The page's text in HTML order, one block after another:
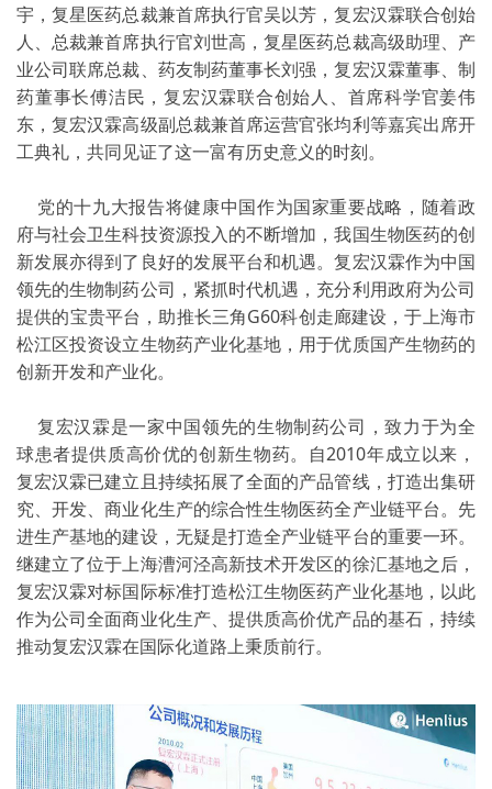
宇，复星医药总裁兼首席执行官吴以芳，复宏汉霖联合创始
人、总裁兼首席执行官刘世高，复星医药总裁高级助理、产
业公司联席总裁、药友制药董事长刘强，复宏汉霖董事、制
药董事长傅洁民，复宏汉霖联合创始人、首席科学官姜伟
东，复宏汉霖高级副总裁兼首席运营官张均利等嘉宾出席开
工典礼，共同见证了这一富有历史意义的时刻。
党的十九大报告将健康中国作为国家重要战略，随着政
府与社会卫生科技资源投入的不断增加，我国生物医药的创
新发展亦得到了良好的发展平台和机遇。复宏汉霖作为中国
领先的生物制药公司，紧抓时代机遇，充分利用政府为公司
提供的宝贵平台，助推长三角G60科创走廊建设，于上海市
松江区投资设立生物药产业化基地，用于优质国产生物药的
创新开发和产业化。
复宏汉霖是一家中国领先的生物制药公司，致力于为全
球患者提供质高价优的创新生物药。自2010年成立以来，
复宏汉霖已建立且持续拓展了全面的产品管线，打造出集研
究、开发、商业化生产的综合性生物医药全产业链平台。先
进生产基地的建设，无疑是打造全产业链平台的重要一环。
继建立了位于上海漕河泾高新技术开发区的徐汇基地之后，
复宏汉霖对标国际标准打造松江生物医药产业化基地，以此
作为公司全面商业化生产、提供质高价优产品的基石，持续
推动复宏汉霖在国际化道路上秉质前行。